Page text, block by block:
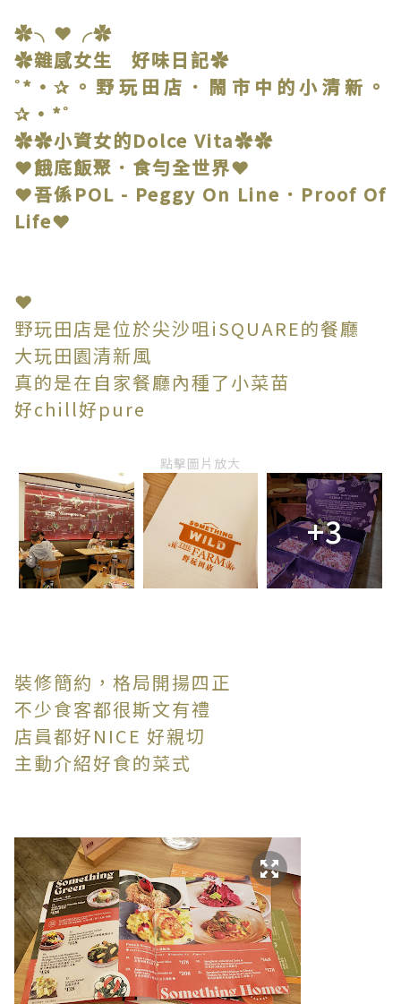
✿╮❤╭✿
✿雜感女生 好味日記✿
˚*•✰。野玩田店．鬧市中的小清新。
✰•*˚
✿✿小資女的Dolce Vita✿✿
❤餓底飯聚．食勻全世界❤
❤吾係POL - Peggy On Line．Proof Of
Life❤
❤
野玩田店是位於尖沙咀iSQUARE的餐廳
大玩田園清新風
真的是在自家餐廳內種了小菜苗
好chill好pure
點擊圖片放大
+3
裝修簡約，格局開揚四正
不少食客都很斯文有禮
店員都好NICE 好親切
主動介紹好食的菜式